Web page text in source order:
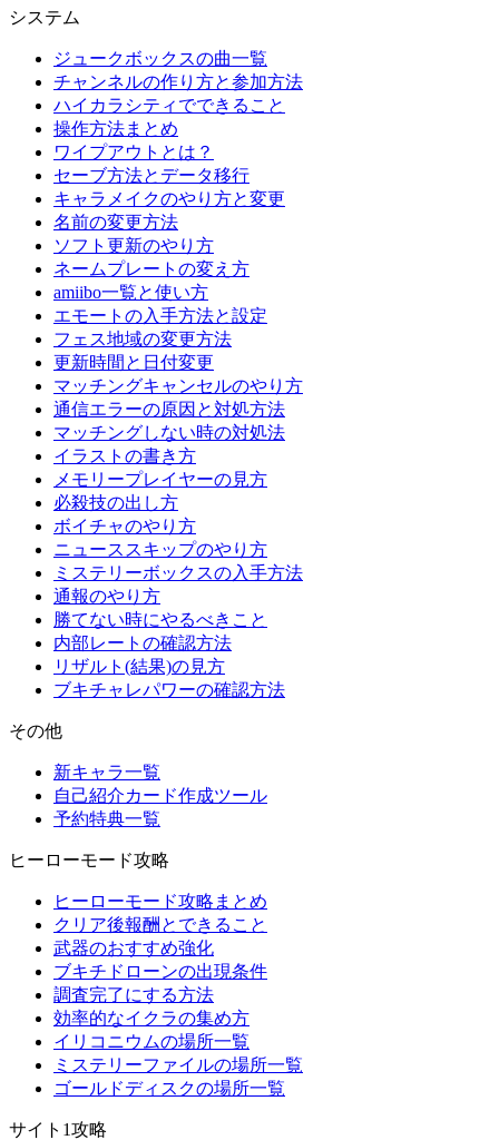
システム
ジュークボックスの曲一覧
チャンネルの作り方と参加方法
ハイカラシティでできること
操作方法まとめ
ワイプアウトとは？
セーブ方法とデータ移行
キャラメイクのやり方と変更
名前の変更方法
ソフト更新のやり方
ネームプレートの変え方
amiibo一覧と使い方
エモートの入手方法と設定
フェス地域の変更方法
更新時間と日付変更
マッチングキャンセルのやり方
通信エラーの原因と対処方法
マッチングしない時の対処法
イラストの書き方
メモリープレイヤーの見方
必殺技の出し方
ボイチャのやり方
ニューススキップのやり方
ミステリーボックスの入手方法
通報のやり方
勝てない時にやるべきこと
内部レートの確認方法
リザルト(結果)の見方
ブキチャレパワーの確認方法
その他
新キャラ一覧
自己紹介カード作成ツール
予約特典一覧
ヒーローモード攻略
ヒーローモード攻略まとめ
クリア後報酬とできること
武器のおすすめ強化
ブキチドローンの出現条件
調査完了にする方法
効率的なイクラの集め方
イリコニウムの場所一覧
ミステリーファイルの場所一覧
ゴールドディスクの場所一覧
サイト1攻略